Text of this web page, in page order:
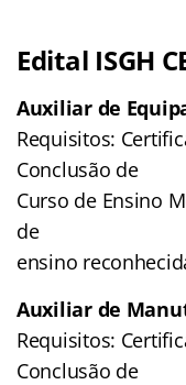
Edital ISGH
Auxiliar de
Requisitos:
Conclusão de
Curso de Ensino
de
ensino
Auxiliar de
Requisitos:
Conclusão de